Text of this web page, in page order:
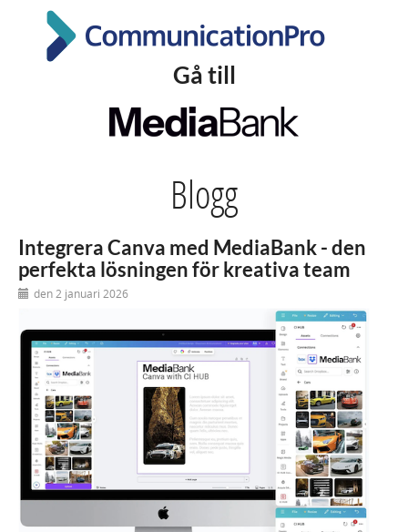
Gå till
Blogg
Integrera Canva med MediaBank - den
perfekta lösningen för kreativa team
den 2 januari 2026